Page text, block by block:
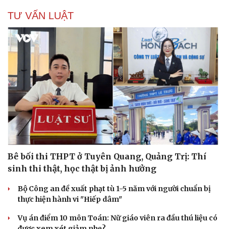
Du lịch
Tư vấn
check-in
Cửa
TƯ VẤN LUẬT
Bê bối thi THPT ở Tuyên Quang, Quảng Trị: Thí
sinh thi thật, học thật bị ảnh hưởng
Bộ Công an đề xuất phạt tù 1-5 năm với người chuẩn bị
thực hiện hành vi "Hiếp dâm"
Vụ án điểm 10 môn Toán: Nữ giáo viên ra đầu thú liệu có